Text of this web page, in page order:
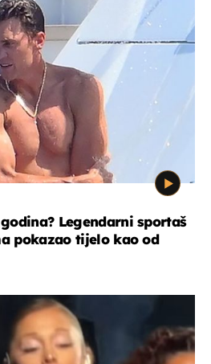
Legendarni sportaš
pokazao tijelo kao od